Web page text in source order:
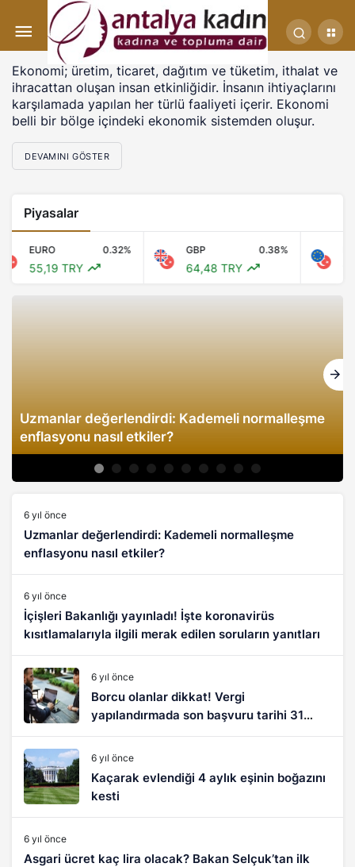
Ekonomi; üretim, ticaret, dağıtım ve tüketim, ithalat ve
ihracattan oluşan insan etkinliğidir. İnsanın ihtiyaçlarını
karşılamada yapılan her türlü faaliyeti içerir. Ekonomi
belli bir bölge içindeki ekonomik sistemden oluşur.
DEVAMINI GÖSTER
Piyasalar
EURO 0.32%
55,19 TRY
GBP 0.38%
64,48 TRY
Uzmanlar değerlendirdi: Kademeli normalleşme
enflasyonu nasıl etkiler?
6 yıl önce
Uzmanlar değerlendirdi: Kademeli normalleşme
enflasyonu nasıl etkiler?
6 yıl önce
İçişleri Bakanlığı yayınladı! İşte koronavirüs
kısıtlamalarıyla ilgili merak edilen soruların yanıtları
6 yıl önce
Borcu olanlar dikkat! Vergi
yapılandırmada son başvuru tarihi 31
Aralık
6 yıl önce
Kaçarak evlendiği 4 aylık eşinin boğazını
kesti
6 yıl önce
Asgari ücret kaç lira olacak? Bakan Selçuk’tan ilk